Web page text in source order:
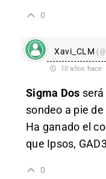
0
Xavi_CLM
10 años hace
Sigma Dos
sondeo a pie
Ha ganado el
que Ipsos,
0